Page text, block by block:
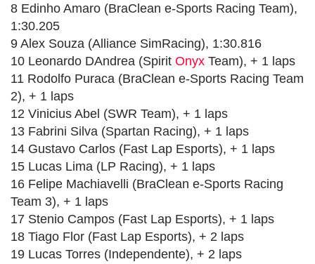
8 Edinho Amaro (BraClean e-Sports Racing Team),
1:30.205
9 Alex Souza (Alliance SimRacing), 1:30.816
10 Leonardo DAndrea (Spirit Onyx Team), + 1 laps
11 Rodolfo Puraca (BraClean e-Sports Racing Team
2), + 1 laps
12 Vinicius Abel (SWR Team), + 1 laps
13 Fabrini Silva (Spartan Racing), + 1 laps
14 Gustavo Carlos (Fast Lap Esports), + 1 laps
15 Lucas Lima (LP Racing), + 1 laps
16 Felipe Machiavelli (BraClean e-Sports Racing
Team 3), + 1 laps
17 Stenio Campos (Fast Lap Esports), + 1 laps
18 Tiago Flor (Fast Lap Esports), + 2 laps
19 Lucas Torres (Independente), + 2 laps